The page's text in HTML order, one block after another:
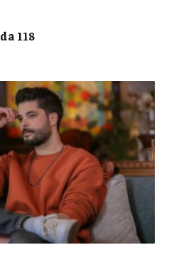
118